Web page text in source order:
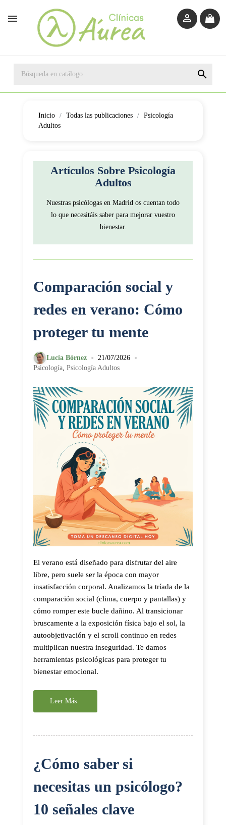
 

Inicio Todas las publicaciones
Psicología
Adultos
Artículos Sobre Psicología
Adultos
Nuestras psicólogas en Madrid os cuentan todo
lo que necesitáis saber para mejorar vuestro
bienestar.
Comparación social y
redes en verano: Cómo
proteger tu mente
Lucía Bórnez • 21/07/2026 •
Psicología, Psicología Adultos
El verano está diseñado para disfrutar del aire
libre, pero suele ser la época con mayor
insatisfacción corporal. Analizamos la tríada de la
comparación social (clima, cuerpo y pantallas) y
cómo romper este bucle dañino. Al transicionar
bruscamente a la exposición física bajo el sol, la
autoobjetivación y el scroll continuo en redes
multiplican nuestra inseguridad. Te damos
herramientas psicológicas para proteger tu
bienestar emocional.
Leer Más
¿Cómo saber si
necesitas un psicólogo?
10 señales clave